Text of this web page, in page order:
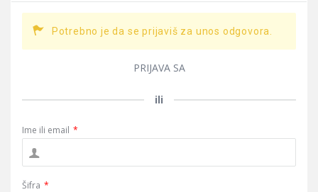
Potrebno je da se prijaviš za unos odgovora.
PRIJAVA SA
ili
Ime ili email *
Šifra *